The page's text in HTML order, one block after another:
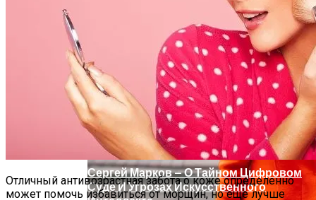
Раскрась Свой Год: Какой Цвет
Принесет Тебе Успех В 2026 Году По
Знаку Зодиака
Тайна Происхождения Жизни Скоро
Будет Разгадана
Сергей Марков — О Тайном Цифровом
Суде И Угрозах Искусственного
Отличный антивозрастная забота о коже определенно
может помочь избавиться от морщин, но еще лучше